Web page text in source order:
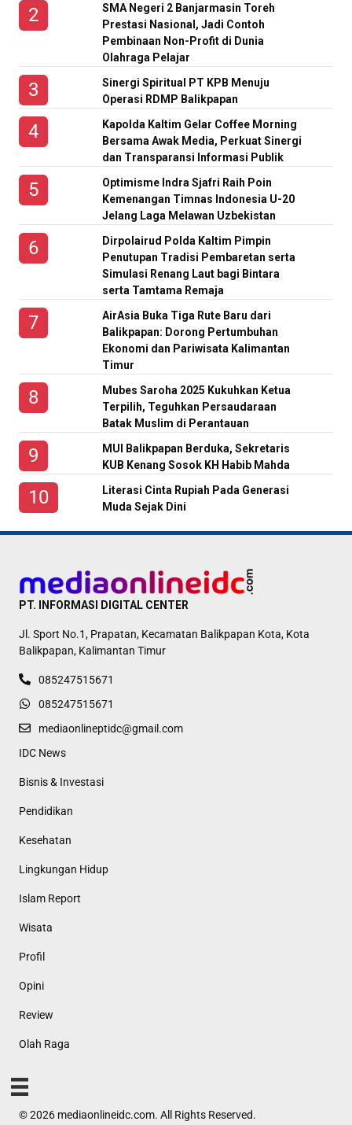
SMA Negeri 2 Banjarmasin Toreh
Prestasi Nasional, Jadi Contoh
Pembinaan Non-Profit di Dunia
Olahraga Pelajar
Sinergi Spiritual PT KPB Menuju
Operasi RDMP Balikpapan
Kapolda Kaltim Gelar Coffee Morning
Bersama Awak Media, Perkuat Sinergi
dan Transparansi Informasi Publik
Optimisme Indra Sjafri Raih Poin
Kemenangan Timnas Indonesia U-20
Jelang Laga Melawan Uzbekistan
Dirpolairud Polda Kaltim Pimpin
Penutupan Tradisi Pembaretan serta
Simulasi Renang Laut bagi Bintara
serta Tamtama Remaja
AirAsia Buka Tiga Rute Baru dari
Balikpapan: Dorong Pertumbuhan
Ekonomi dan Pariwisata Kalimantan
Timur
Mubes Saroha 2025 Kukuhkan Ketua
Terpilih, Teguhkan Persaudaraan
Batak Muslim di Perantauan
MUI Balikpapan Berduka, Sekretaris
KUB Kenang Sosok KH Habib Mahda
Literasi Cinta Rupiah Pada Generasi
Muda Sejak Dini
PT. INFORMASI DIGITAL CENTER
Jl. Sport No.1, Prapatan, Kecamatan Balikpapan Kota, Kota
Balikpapan, Kalimantan Timur
085247515671
085247515671
mediaonlineptidc@gmail.com
IDC News
Bisnis & Investasi
Pendidikan
Kesehatan
Lingkungan Hidup
Islam Report
Wisata
Profil
Opini
Review
Olah Raga
© 2026 mediaonlineidc.com. All Rights Reserved.